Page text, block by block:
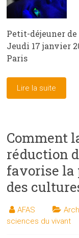
Petit-déjeuner
Jeudi 17 janvier
Paris
Lire la suite
Comment
réduction
favorise la
des
AFAS
sciences du vivant